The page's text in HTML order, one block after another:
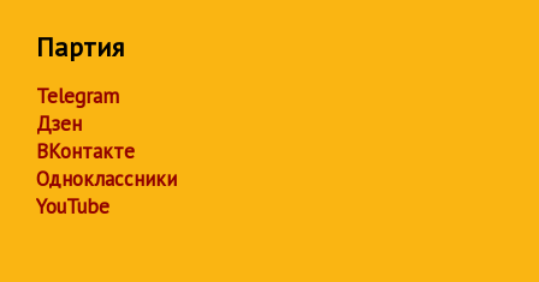
Партия
Telegram
Дзен
ВКонтакте
Одноклассники
YouTube